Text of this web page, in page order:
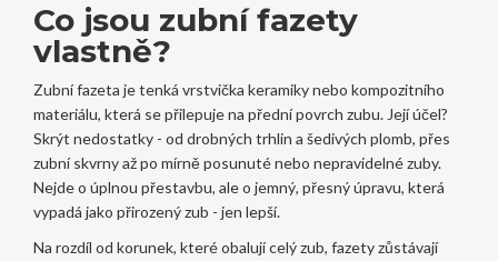
Co jsou zubní fazety
vlastně?
Zubní fazeta je tenká vrstvička keramiky nebo kompozitního
materiálu, která se přilepuje na přední povrch zubu. Její účel?
Skrýt nedostatky - od drobných trhlin a šedivých plomb, přes
zubní skvrny až po mírně posunuté nebo nepravidelné zuby.
Nejde o úplnou přestavbu, ale o jemný, přesný úpravu, která
vypadá jako přirozený zub - jen lepší.
Na rozdíl od korunek, které obalují celý zub, fazety zůstávají